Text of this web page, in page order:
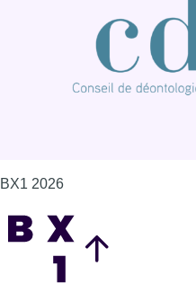
BX1 2026